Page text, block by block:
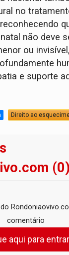
no
não deve
ou
e suporte
Direito ao
(0)
comentário
aqui para entrar